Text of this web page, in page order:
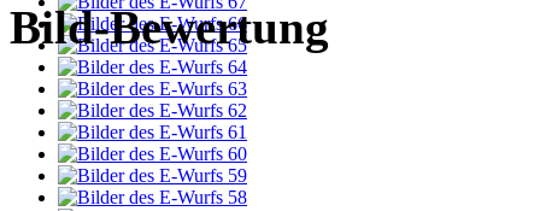
Bild-Bewertung